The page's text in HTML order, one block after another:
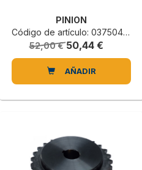
PINION
Código de artículo: 0375041382E
52,00 € 50,44 €
AÑADIR